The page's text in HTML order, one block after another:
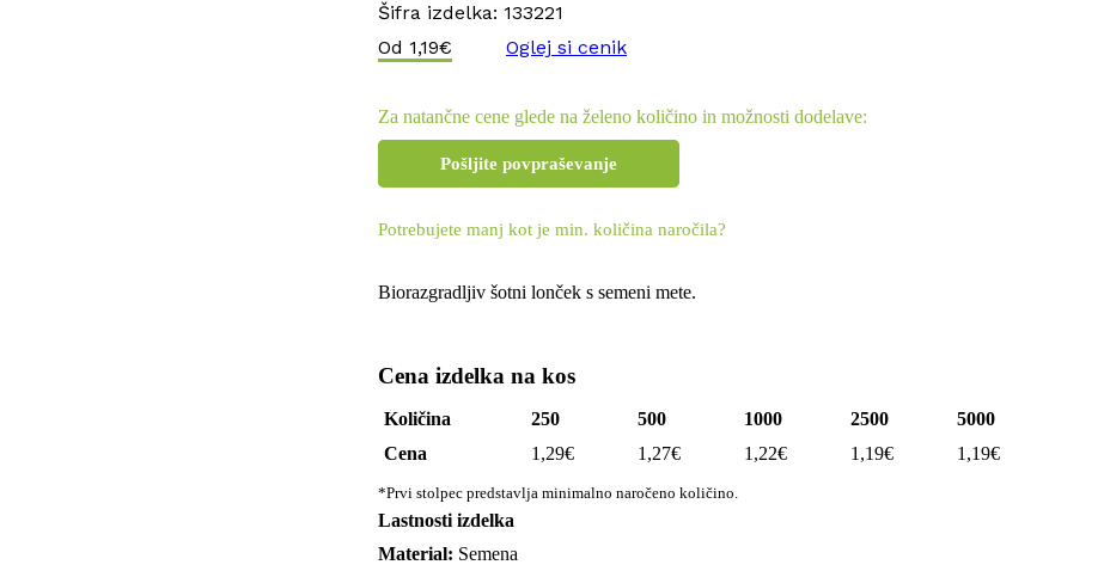
Šifra izdelka: 133221
Od 1,19€ Oglej si cenik
Za natančne cene glede na želeno količino in možnosti dodelave:
Pošljite povpraševanje
Potrebujete manj kot je min. količina naročila?
Biorazgradljiv šotni lonček s semeni mete.
Cena izdelka na kos
Količina 250 500 1000 2500
5000
Cena
1,29€ 1,27€ 1,22€ 1,19€ 1,19€
*Prvi stolpec predstavlja minimalno naročeno količino.
Lastnosti izdelka
Material: Semena